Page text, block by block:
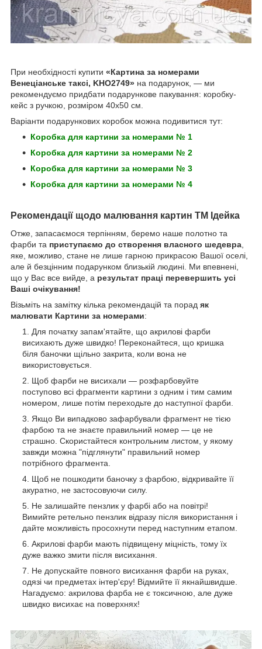
При необхідності купити «Картина за номерами
Венеціанське таксі, KHO2749» на подарунок, — ми
рекомендуємо придбати подарункове пакування: коробку-
кейс з ручкою, розміром 40х50 см.
Варіанти подарункових коробок можна подивитися тут:
Коробка для картини за номерами № 1
Коробка для картини за номерами № 2
Коробка для картини за номерами № 3
Коробка для картини за номерами № 4
Рекомендації щодо малювання картин ТМ Ідейка
Отже, запасаємося терпінням, беремо наше полотно та
фарби та приступаємо до створення власного шедевра
яке, можливо, стане не лише гарною прикрасою Вашої оселі,
але й безцінним подарунком близькій людині. Ми впевнені,
що у Вас все вийде, а результат праці перевершить усі
Ваші очікування!
Візьміть на замітку кілька рекомендацій та порад як
малювати Картини за номерами:
Для початку запам'ятайте, що акрилові фарби
висихають дуже швидко! Переконайтеся, що кришка
біля баночки щільно закрита, коли вона не
використовується.
Щоб фарби не висихали — розфарбовуйте
поступово всі фрагменти картини з одним і тим самим
номером, лише потім переходьте до наступної фарби.
Якщо Ви випадково зафарбували фрагмент не тією
фарбою та не знаєте правильний номер — це не
страшно. Скористайтеся контрольним листом, у якому
завжди можна "підглянути" правильний номер
потрібного фрагмента.
Щоб не пошкодити баночку з фарбою, відкривайте її
акуратно, не застосовуючи силу.
Не залишайте пензлик у фарбі або на повітрі!
Вимийте ретельно пензлик відразу після використання і
дайте можливість просохнути перед наступним етапом.
Акрилові фарби мають підвищену міцність, тому їх
дуже важко змити після висихання.
Не допускайте повного висихання фарби на руках,
одязі чи предметах інтер'єру! Відмийте її якнайшвидше.
Нагадуємо: акрилова фарба не є токсичною, але дуже
швидко висихає на поверхнях!